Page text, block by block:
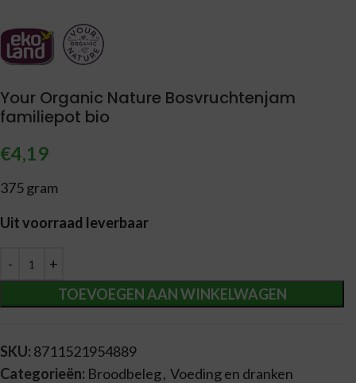
Your Organic Nature Bosvruchtenjam
familiepot bio
€4,19
375 gram
Uit voorraad leverbaar
TOEVOEGEN AAN WINKELWAGEN
Alternative:
SKU: 8711521954889
Categorieën: Broodbeleg, Voeding en dranken